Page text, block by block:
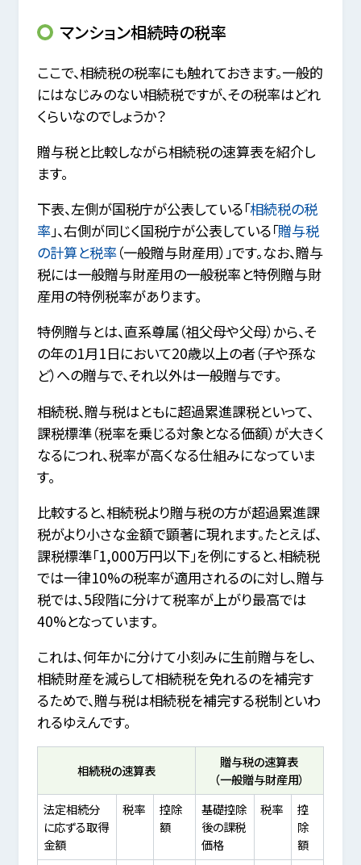
マンション相続時の税率
ここで、相続税の税率にも触れておきます。一般的
にはなじみのない相続税ですが、その税率はどれ
くらいなのでしょうか？
贈与税と比較しながら相続税の速算表を紹介し
ます。
下表、左側が国税庁が公表している「相続税の税
率」、右側が同じく国税庁が公表している「贈与税
の計算と税率（一般贈与財産用）」です。なお、贈与
税には一般贈与財産用の一般税率と特例贈与財
産用の特例税率があります。
特例贈与とは、直系尊属（祖父母や父母）から、そ
の年の1月1日において20歳以上の者（子や孫な
ど）への贈与で、それ以外は一般贈与です。
相続税、贈与税はともに超過累進課税といって、
課税標準（税率を乗じる対象となる価額）が大きく
なるにつれ、税率が高くなる仕組みになっていま
す。
比較すると、相続税より贈与税の方が超過累進課
税がより小さな金額で顕著に現れます。たとえば、
課税標準「1,000万円以下」を例にすると、相続税
では一律10%の税率が適用されるのに対し、贈与
税では、5段階に分けて税率が上がり最高では
40%となっています。
これは、何年かに分けて小刻みに生前贈与をし、
相続財産を減らして相続税を免れるのを補完す
るためで、贈与税は相続税を補完する税制といわ
れるゆえんです。
相続税の速算表
贈与税の速算表
（一般贈与財産用）
法定相続分
に応ずる取得
金額
税率
控除
額
基礎控除
後の課税
価格
税率
控
除
額